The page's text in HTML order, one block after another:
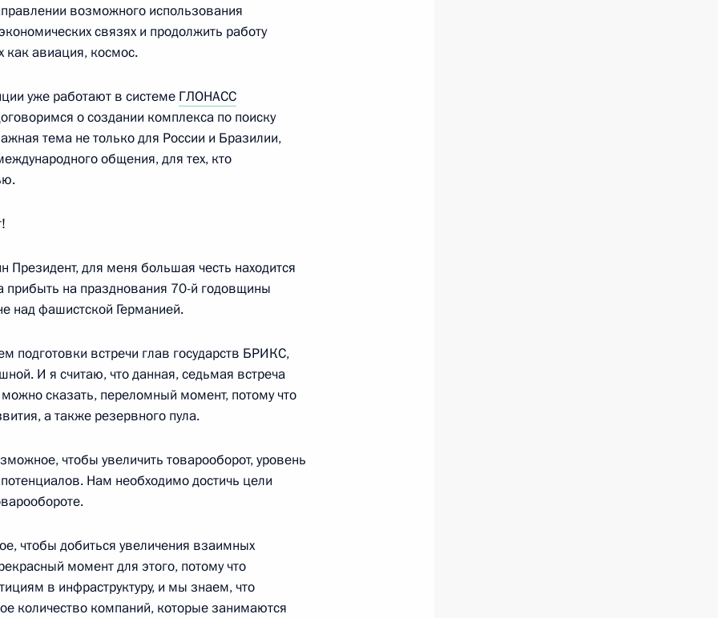
Бразилии Дилмой
Дилме Роуссефф
бразильских
Дилмой Роуссефф
Бразилии Дилмой
возможного использования
связях и продолжить работу
как авиация, космос.
уже работают в системе ГЛОНАСС
о создании комплекса по поиску
тема не только для России и Бразилии,
общения, для тех, кто
Президент, для меня большая честь находится
на празднования 70-й годовщины
над фашистской Германией.
подготовки встречи глав государств БРИКС,
И я считаю, что данная, седьмая встреча
сказать, переломный момент, потому что
а также резервного пула.
чтобы увеличить товарооборот, уровень
Нам необходимо достичь цели
чтобы добиться увеличения взаимных
момент для этого, потому что
в инфраструктуру, и мы знаем, что
количество компаний, которые занимаются